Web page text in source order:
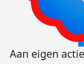
Aan eigen